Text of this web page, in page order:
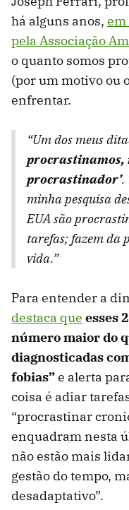
há alguns anos,
pela Associação
o quanto somos
(por um motivo ou
enfrentar.
“Um dos meus
procrastinamos,
procrastinador’.
minha pesquisa
EUA são
tarefas; fazem da
vida.”
Para entender a
destaca que esses
número maior do
diagnosticadas
fobias”e alerta
coisa é adiar
“procrastinar
enquadram nesta
não estão mais
gestão do tempo,
desadaptativo”.